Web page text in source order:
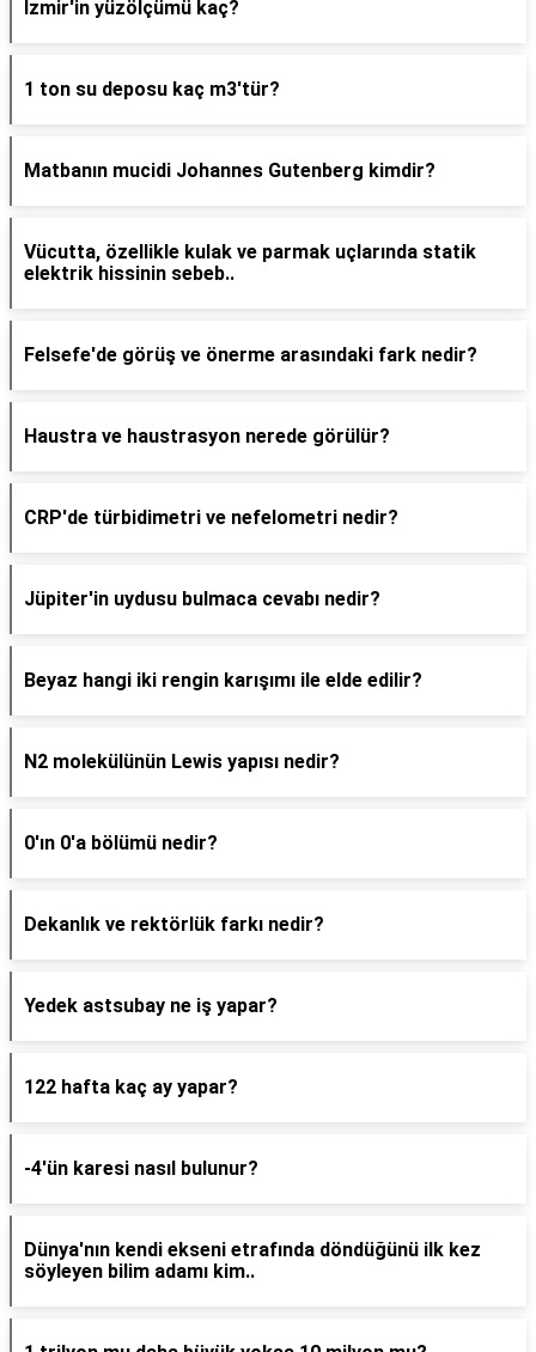
İzmir'in yüzölçümü kaç?
1 ton su deposu kaç m3'tür?
Matbanın mucidi Johannes Gutenberg kimdir?
Vücutta, özellikle kulak ve parmak uçlarında statik
elektrik hissinin sebeb..
Felsefe'de görüş ve önerme arasındaki fark nedir?
Haustra ve haustrasyon nerede görülür?
CRP'de türbidimetri ve nefelometri nedir?
Jüpiter'in uydusu bulmaca cevabı nedir?
Beyaz hangi iki rengin karışımı ile elde edilir?
N2 molekülünün Lewis yapısı nedir?
0'ın 0'a bölümü nedir?
Dekanlık ve rektörlük farkı nedir?
Yedek astsubay ne iş yapar?
122 hafta kaç ay yapar?
-4'ün karesi nasıl bulunur?
Dünya'nın kendi ekseni etrafında döndüğünü ilk kez
söyleyen bilim adamı kim..